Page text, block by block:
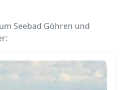
Seebad Göhren und